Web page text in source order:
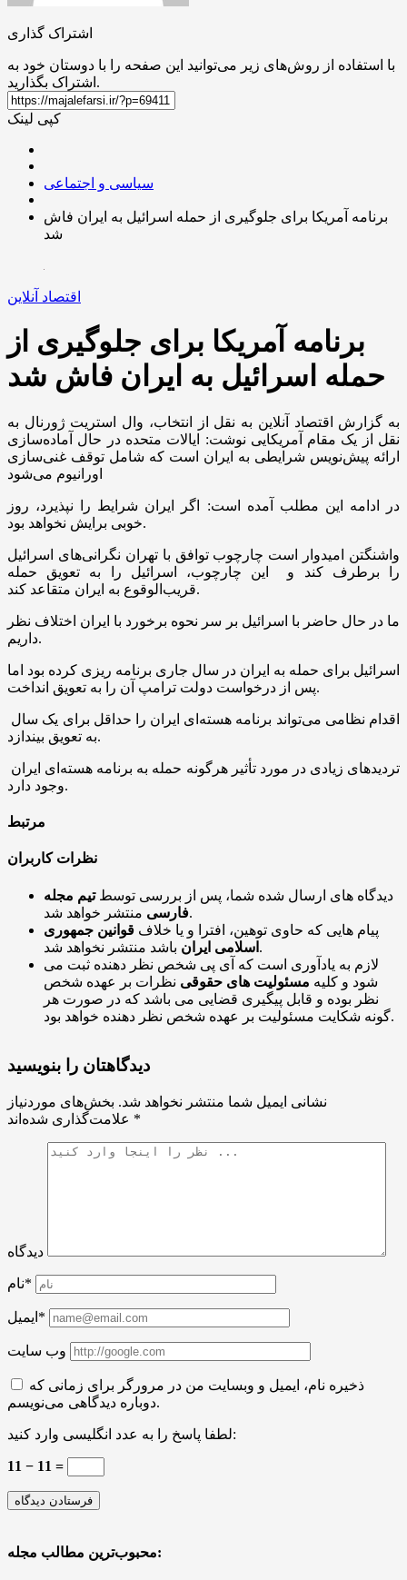
اشتراک گذاری
با استفاده از روش‌های زیر می‌توانید این صفحه را با دوستان خود به
اشتراک بگذارید.
کپی لینک
سیاسی و اجتماعی
برنامه آمریکا برای جلوگیری از حمله اسرائیل به ایران فاش
شد
اقتصاد آنلاین
برنامه آمریکا برای جلوگیری از
حمله اسرائیل به ایران فاش شد
به گزارش اقتصاد آنلاین به نقل از انتخاب، وال استریت ژورنال به
نقل از یک مقام آمریکایی نوشت: ایالات متحده در حال آماده‌سازی
ارائه پیش‌نویس شرایطی به ایران است که شامل توقف غنی‌سازی
در ادامه این مطلب آمده است: اگر ایران شرایط را نپذیرد، روز
خوبی برایش نخواهد بود.
واشنگتن امیدوار است چارچوب توافق با تهران نگرانی‌های اسرائیل
را برطرف کند و این چارچوب، اسرائیل را به تعویق حمله
قریب‌الوقوع به ایران متقاعد کند.
ما در حال حاضر با اسرائیل بر سر نحوه برخورد با ایران اختلاف نظر
داریم.
اسرائیل برای حمله به ایران در سال جاری برنامه ریزی کرده بود اما
پس از درخواست دولت ترامپ آن را به تعویق انداخت.
به تعویق بیندازد.
وجود دارد.
مرتبط
نظرات کاربران
دیدگاه های ارسال شده شما، پس از بررسی توسطتیم مجله
فارسیمنتشر خواهد شد.
پیام هایی که حاوی توهین، افترا و یا خلاف قوانین جمهوری
اسلامی ایران باشد منتشر نخواهد شد.
لازم به یادآوری است که آی پی شخص نظر دهنده ثبت می
شود و کلیه مسئولیت های حقوقی نظرات بر عهده شخص
نظر بوده و قابل پیگیری قضایی می باشد که در صورت هر
گونه شکایت مسئولیت بر عهده شخص نظر دهنده خواهد بود.
دیدگاهتان را بنویسید
نشانی ایمیل شما منتشر نخواهد شد. بخش‌های موردنیاز
*
دیدگاه
نام*
ایمیل*
وب سایت
ذخیره نام، ایمیل و وبسایت من در مرورگر برای زمانی که
دوباره دیدگاهی می‌نویسم.
لطفا پاسخ را به عدد انگلیسی وارد کنید:
11 − 11 =
محبوب‌ترین مطالب مجله: